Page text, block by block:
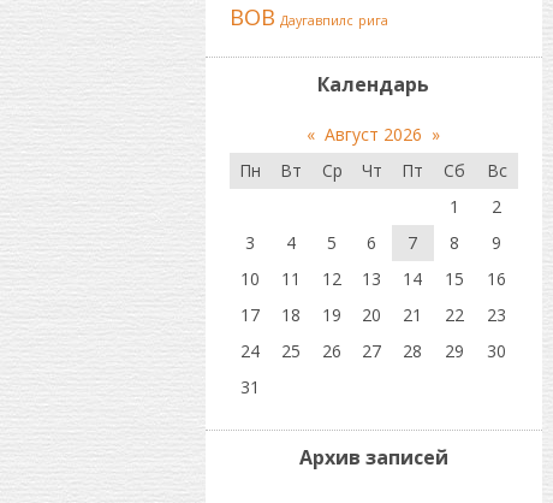
ВОВ Даугавпилс рига
Календарь
« Август 2026 »
Пн
Вт Ср Чт Пт Сб
Вс
1
2
3
4 5 6 7 8
9
10
11 12 13 14 15
16
17
18 19 20 21 22
23
24
25 26 27 28 29
30
31
Архив записей